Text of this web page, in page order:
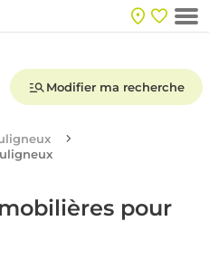
Modifier ma recherche
pour